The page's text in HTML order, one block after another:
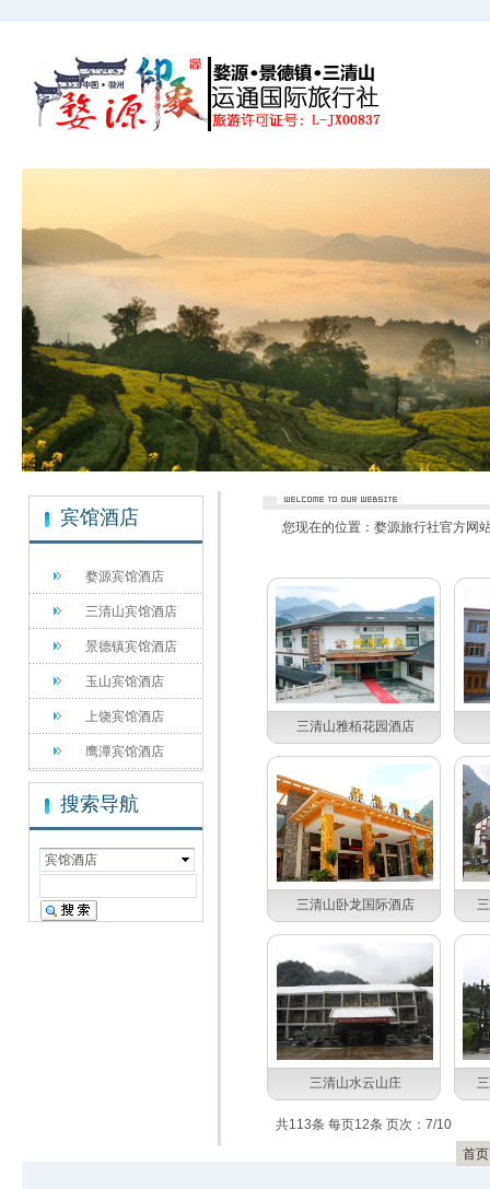
搜索导航
宾馆酒店
您现在的位置： 婺源旅行社官方网
宾馆酒店
婺源宾馆酒店
三清山宾馆酒店
景德镇宾馆酒店
玉山宾馆酒店
上饶宾馆酒店
鹰潭宾馆酒店
三清山雅栢花园酒店
三清山卧龙国际酒店
三清山水云山庄
共113条 每页12条 页次：7/10
首页